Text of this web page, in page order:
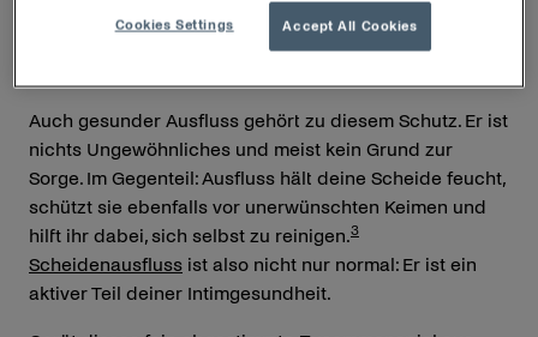
sondern Teil des natürlichen Schutzsystems: Denn der
Auch gesunder Ausfluss gehört zu diesem Schutz. Er ist
nichts Ungewöhnliches und meist kein Grund zur
Sorge. Im Gegenteil: Ausfluss hält deine Scheide feucht,
schützt sie ebenfalls vor unerwünschten Keimen und
hilft ihr dabei, sich selbst zu reinigen.3
Scheidenausfluss ist also nicht nur normal: Er ist ein
aktiver Teil deiner Intimgesundheit.
Accept All Cookies
Cookies Settings